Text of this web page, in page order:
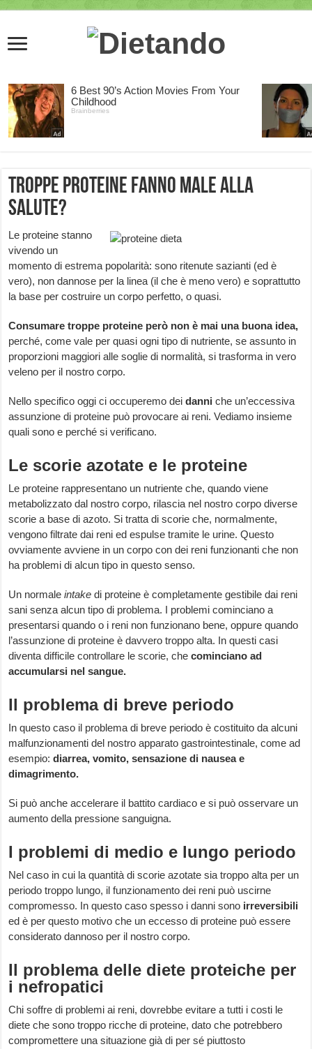
Troppe proteine fanno male alla
salute?
Le proteine stanno
vivendo un
momento di estrema popolarità: sono ritenute sazianti (ed è
vero), non dannose per la linea (il che è meno vero) e soprattutto
la base per costruire un corpo perfetto, o quasi.
Consumare troppe proteine però non è mai una buona idea,
perché, come vale per quasi ogni tipo di nutriente, se assunto in
proporzioni maggiori alle soglie di normalità, si trasforma in vero
veleno per il nostro corpo.
Nello specifico oggi ci occuperemo deidanni che un’eccessiva
assunzione di proteine può provocare ai reni. Vediamo insieme
quali sono e perché si verificano.
Le scorie azotate e le proteine
Le proteine rappresentano un nutriente che, quando viene
metabolizzato dal nostro corpo, rilascia nel nostro corpo diverse
scorie a base di azoto. Si tratta di scorie che, normalmente,
vengono filtrate dai reni ed espulse tramite le urine. Questo
ovviamente avviene in un corpo con dei reni funzionanti che non
ha problemi di alcun tipo in questo senso.
Un normaleintake di proteine è completamente gestibile dai reni
sani senza alcun tipo di problema. I problemi cominciano a
presentarsi quando o i reni non funzionano bene, oppure quando
l’assunzione di proteine è davvero troppo alta. In questi casi
diventa difficile controllare le scorie, checominciano ad
accumularsi nel sangue.
Il problema di breve periodo
In questo caso il problema di breve periodo è costituito da alcuni
malfunzionamenti del nostro apparato gastrointestinale, come ad
esempio:diarrea, vomito, sensazione di nausea e
dimagrimento.
Si può anche accelerare il battito cardiaco e si può osservare un
aumento della pressione sanguigna.
I problemi di medio e lungo periodo
Nel caso in cui la quantità di scorie azotate sia troppo alta per un
periodo troppo lungo, il funzionamento dei reni può uscirne
compromesso. In questo caso spesso i danni sono irreversibili
ed è per questo motivo che un eccesso di proteine può essere
considerato dannoso per il nostro corpo.
Il problema delle diete proteiche per
i nefropatici
Chi soffre di problemi ai reni, dovrebbe evitare a tutti i costi le
diete che sono troppo ricche di proteine, dato che potrebbero
compromettere una situazione già di per sé piuttosto